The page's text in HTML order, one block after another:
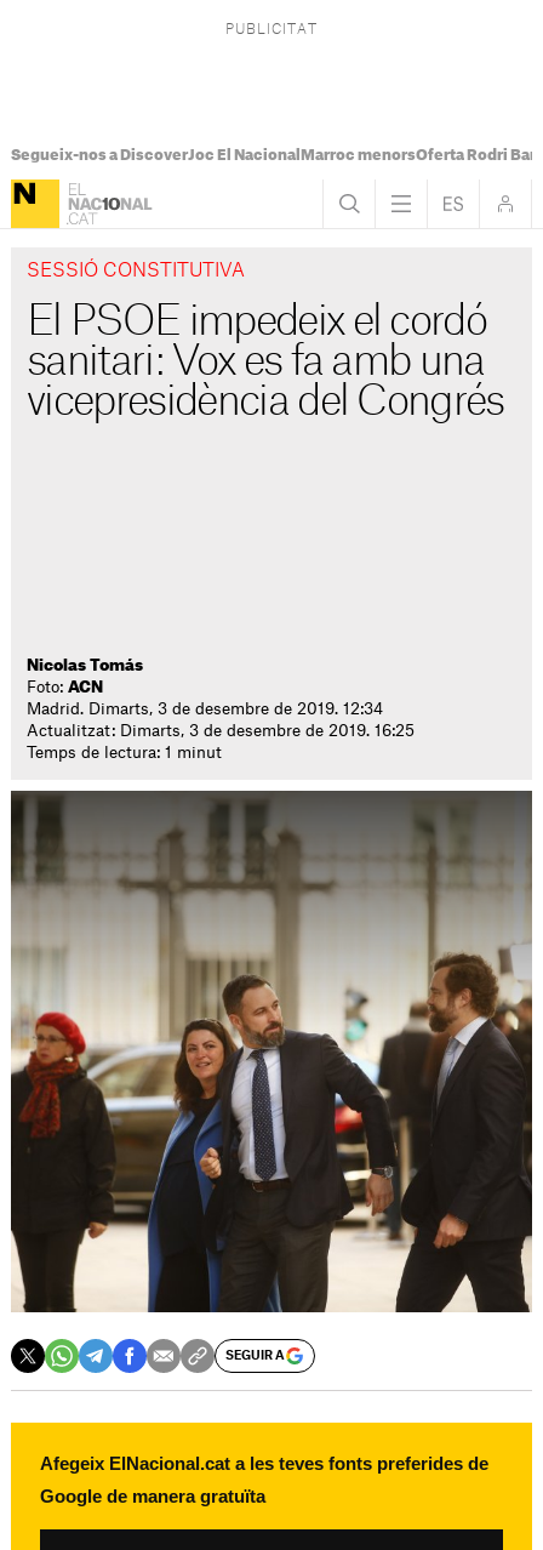
Segueix-nos a DiscoverJoc El Nacional Marroc menorsOferta Rodri
SESSIÓ CONSTITUTIVA
El PSOE impedeix el cordó
sanitari: Vox es fa amb una
vicepresidència del Congrés
Nicolas Tomás
Foto:ACN
Madrid. Dimarts, 3 de desembre de 2019. 12:34
Actualitzat: Dimarts, 3 de desembre de 2019. 16:25
Temps de lectura: 1 minut
SEGUIR A
Afegeix ElNacional.cat a les teves fonts preferides de
Google de manera gratuïta